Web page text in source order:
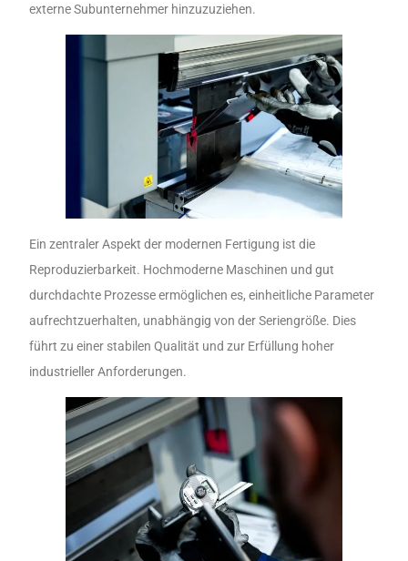
externe Subunternehmer hinzuzuziehen.
Ein zentraler Aspekt der modernen Fertigung ist die
Reproduzierbarkeit. Hochmoderne Maschinen und gut
durchdachte Prozesse ermöglichen es, einheitliche Parameter
aufrechtzuerhalten, unabhängig von der Seriengröße. Dies
führt zu einer stabilen Qualität und zur Erfüllung hoher
industrieller Anforderungen.